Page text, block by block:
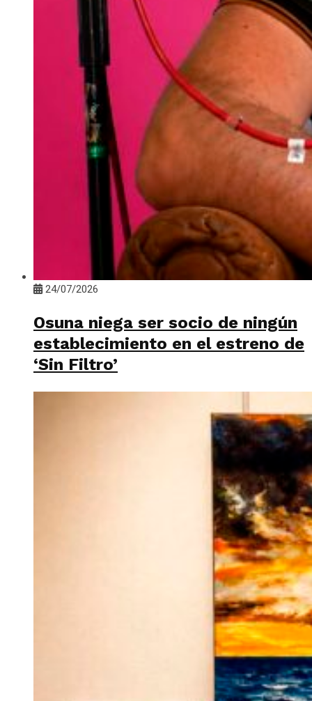
24/07/2026
Osuna niega ser socio de ningún
establecimiento en el estreno de
‘Sin Filtro’